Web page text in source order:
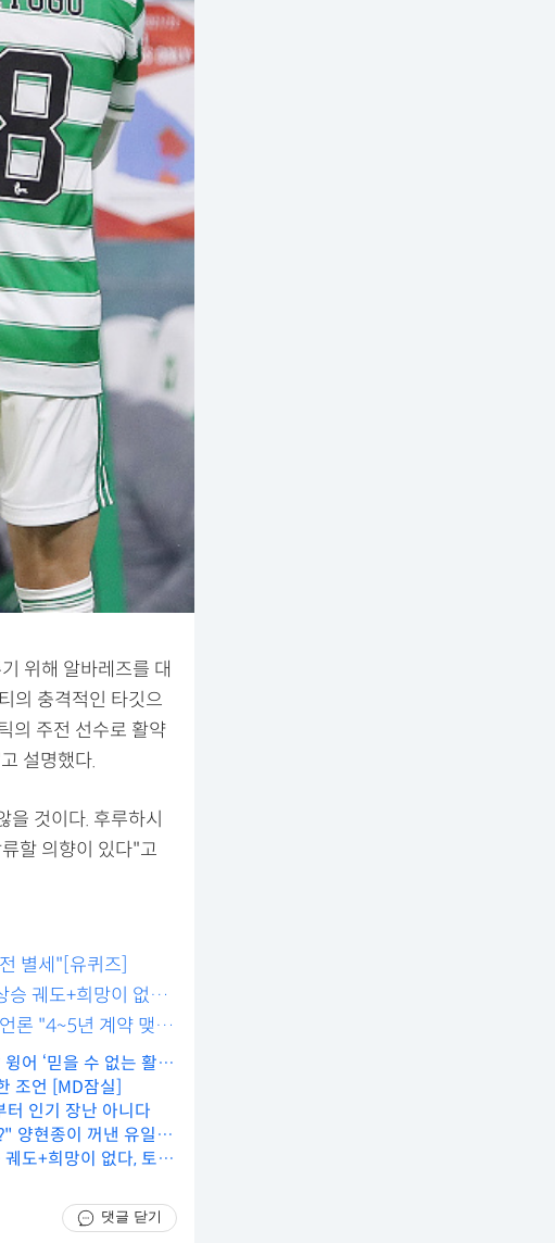
위해 알바레즈를 대
의 충격적인 타깃으
의 주전 선수로 활약
설명했다.
을 것이다. 후루하시
할 의향이 있다"고
별세"[유퀴즈]
궤도+희망이 없다,
론 "4~5년 계약 맺을
어 ‘믿을 수 없는 활
조언 [MD잠실]
인기 장난 아니다
양현종이 꺼낸 유일한
도+희망이 없다, 토트
댓글 닫기